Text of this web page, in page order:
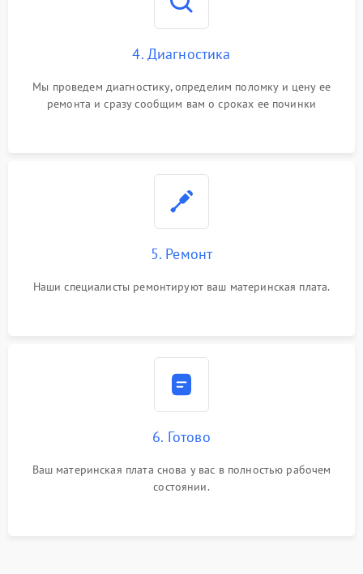
4. Диагностика
Мы проведем диагностику, определим поломку и цену ее
ремонта и сразу сообщим вам о сроках ее починки
5. Ремонт
Наши специалисты ремонтируют ваш материнская плата.
6. Готово
Ваш материнская плата снова у вас в полностью рабочем
состоянии.